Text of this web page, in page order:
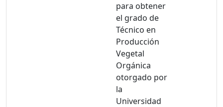
para obtener
el grado de
Técnico en
Producción
Vegetal
Orgánica
otorgado por
la
Universidad